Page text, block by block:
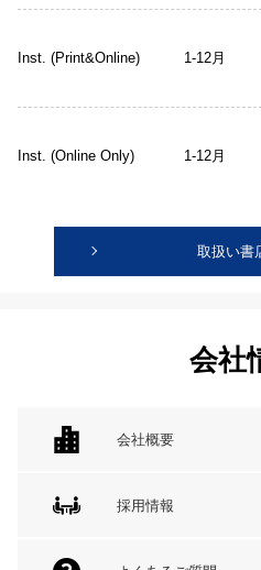
Inst. (Print&Online) 1-12月
Inst. (Online Only) 1-12月
取扱い書
会社
会社概要
採用情報